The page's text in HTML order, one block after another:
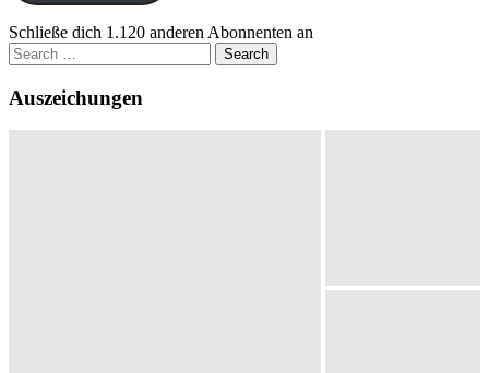
Schließe dich 1.120 anderen Abonnenten an
Search
for:
Auszeichungen